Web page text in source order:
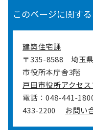
このページに関す
建築住宅課
〒335-8588
埼玉
市役所本庁舎3階
戸田市役所アクセ
電話：048-441-
433-2200
お問い